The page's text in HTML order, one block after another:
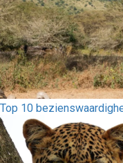
Top 10